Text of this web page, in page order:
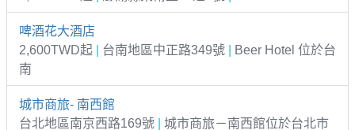
啤酒花大酒店
2,600TWD起
台南地區中正路349號
Beer Hotel 位於台
南
城市商旅- 南西館
台北地區南京西路169號
城市商旅－南西館位於台北市